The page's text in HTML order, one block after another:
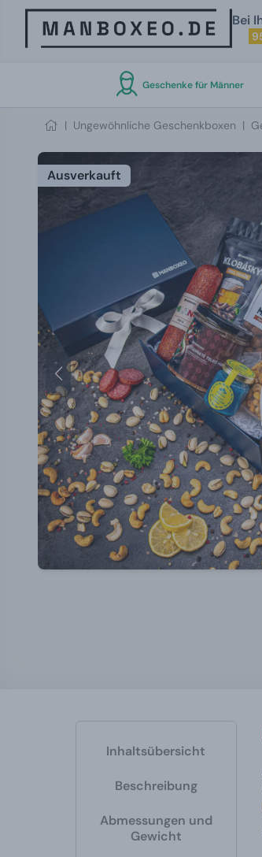
Bei
Geschenke für Männer
| Ungewöhnliche Geschenkboxen |
Ausverkauft
Inhaltsübersicht
Beschreibung
Abmessungen und
Gewicht